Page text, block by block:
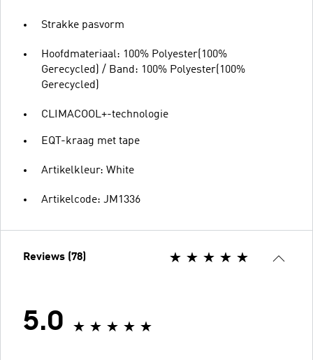
Strakke pasvorm
Hoofdmateriaal: 100% Polyester(100%
Gerecycled) / Band: 100% Polyester(100%
Gerecycled)
CLIMACOOL+-technologie
EQT-kraag met tape
Artikelkleur: White
Artikelcode: JM1336
Reviews (78)
5.0